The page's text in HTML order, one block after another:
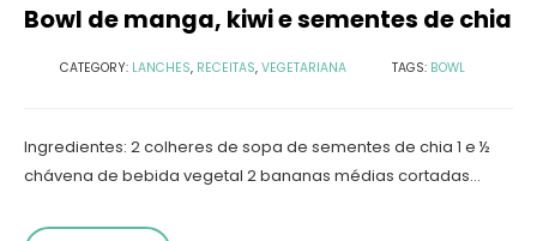
Bowl de manga, kiwi e sementes de chia
CATEGORY: LANCHES, RECEITAS, VEGETARIANA TAGS: BOWL
Ingredientes: 2 colheres de sopa de sementes de chia 1 e ½
chávena de bebida vegetal 2 bananas médias cortadas...